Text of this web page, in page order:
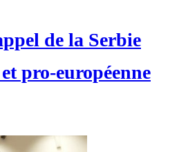
de la Serbie
pro-européenne